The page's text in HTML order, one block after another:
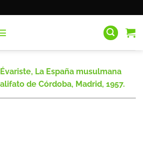
La España musulmana
de Córdoba, Madrid, 1957.